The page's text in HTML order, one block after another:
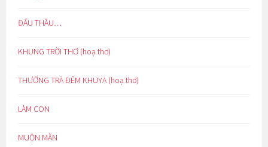
ĐẤU THẦU…
KHUNG TRỜI THƠ (hoạ thơ)
THƯỞNG TRÀ ĐÊM KHUYA (hoạ thơ)
LÀM CON
MUỘN MẰN